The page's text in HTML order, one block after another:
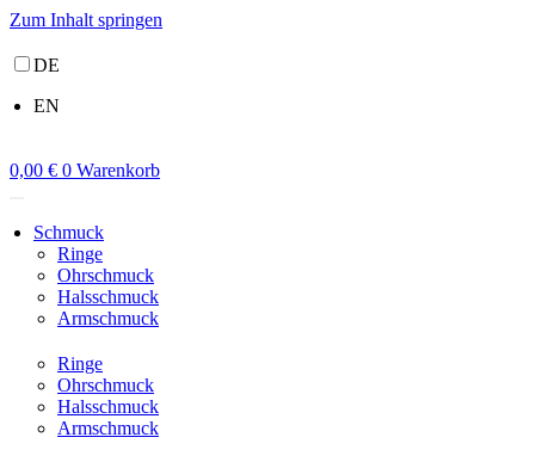
Zum Inhalt springen
DE
EN
0,00 € 0 Warenkorb
Schmuck
Ringe
Ohrschmuck
Halsschmuck
Armschmuck
Ringe
Ohrschmuck
Halsschmuck
Armschmuck